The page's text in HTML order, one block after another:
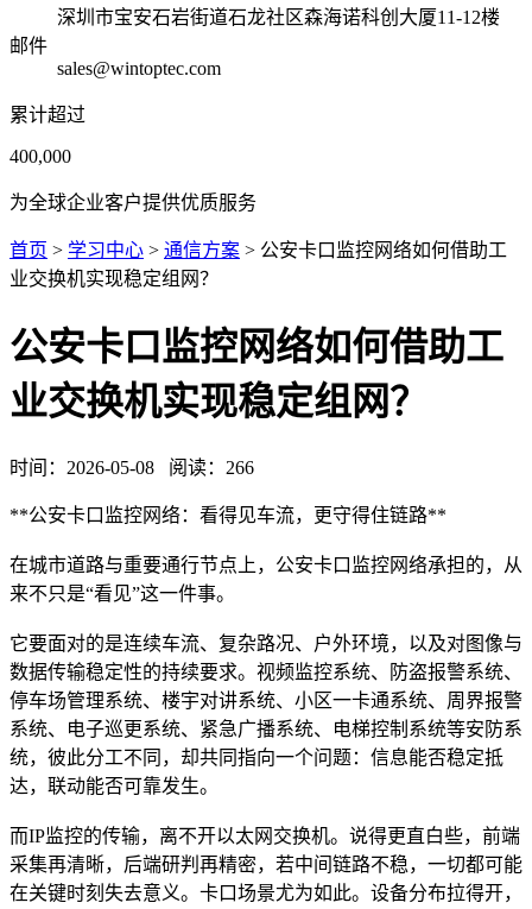
深圳市宝安石岩街道石龙社区森海诺科创大厦11-12楼
邮件
sales@wintoptec.com
累计超过
400,000
为全球企业客户提供优质服务
首页 > 学习中心 > 通信方案 > 公安卡口监控网络如何借助工
业交换机实现稳定组网？
公安卡口监控网络如何借助工
业交换机实现稳定组网？
时间： 2026-05-08 阅读： 266
**公安卡口监控网络：看得见车流，更守得住链路**
在城市道路与重要通行节点上，公安卡口监控网络承担的，从
来不只是“看见”这一件事。
它要面对的是连续车流、复杂路况、户外环境，以及对图像与
数据传输稳定性的持续要求。视频监控系统、防盗报警系统、
停车场管理系统、楼宇对讲系统、小区一卡通系统、周界报警
系统、电子巡更系统、紧急广播系统、电梯控制系统等安防系
统，彼此分工不同，却共同指向一个问题：信息能否稳定抵
达，联动能否可靠发生。
而IP监控的传输，离不开以太网交换机。说得更直白些，前端
采集再清晰，后端研判再精密，若中间链路不稳，一切都可能
在关键时刻失去意义。卡口场景尤为如此。设备分布拉得开，